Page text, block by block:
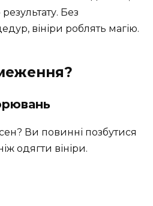
Без
вініри роблять магію.
Ви повинні позбутися
одягти вініри.